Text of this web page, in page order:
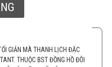
GIẢN MÀ THANH LỊCH ĐẶC
THUỘC BST ĐỒNG HỒ ĐÔI